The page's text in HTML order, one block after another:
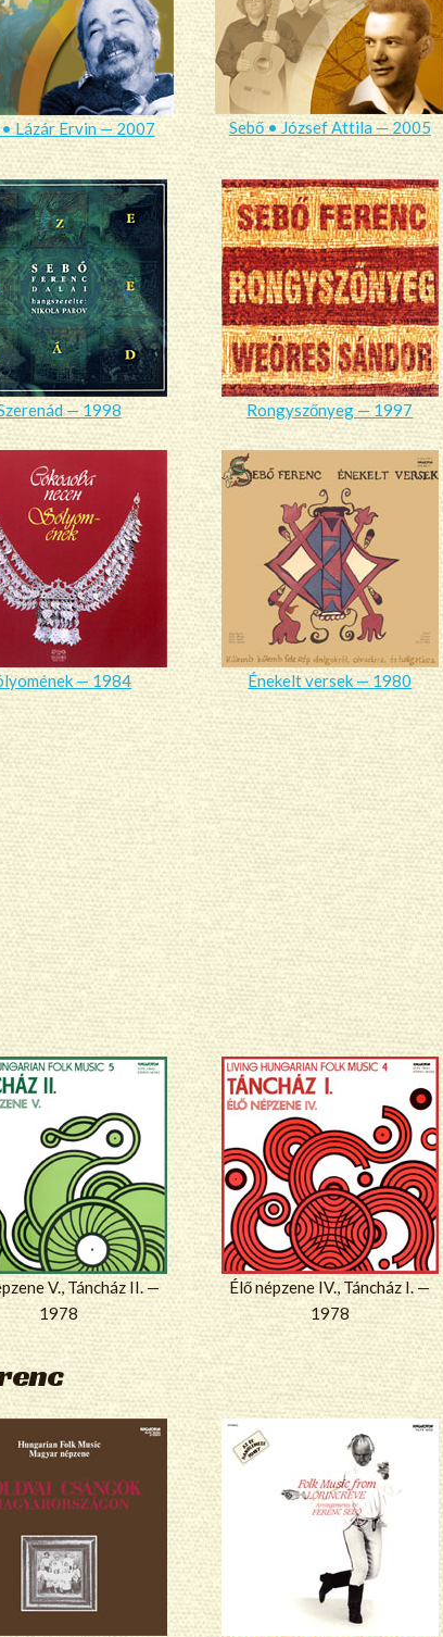
• Lázár Ervin — 2007 Sebő • József Attila — 2005
— 1998 Rongyszőnyeg — 1997
— 1984 Énekelt versek — 1980
V., Táncház II. —
1978
Élő népzene IV., Táncház I. —
1978